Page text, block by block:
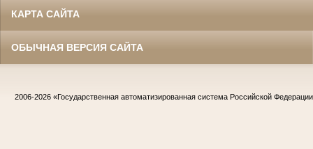
КАРТА САЙТА
ОБЫЧНАЯ ВЕРСИЯ САЙТА
2006-2026 «Государственная автоматизированная система Российской